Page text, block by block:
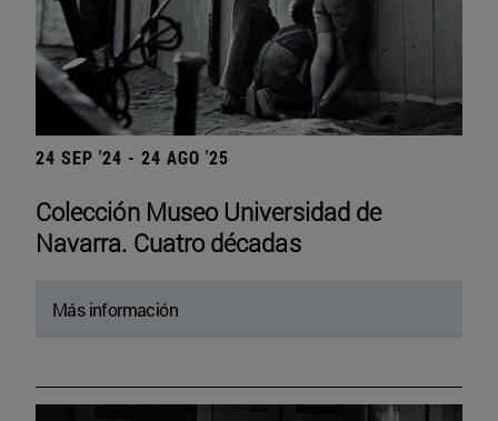
24 SEP '24 - 24 AGO '25
Colección Museo Universidad de
Navarra. Cuatro décadas
Más información